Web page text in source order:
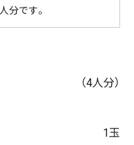
分です。
（4人分）
1玉